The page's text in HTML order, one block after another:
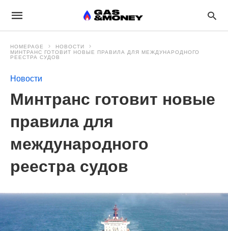
HOMEPAGE
НОВОСТИ
МИНТРАНС ГОТОВИТ НОВЫЕ ПРАВИЛА ДЛЯ МЕЖДУНАРОДНОГО
РЕЕСТРА СУДОВ
Новости
Минтранс готовит новые
правила для
международного
реестра судов